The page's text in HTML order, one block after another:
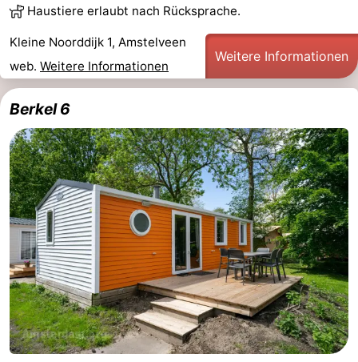
Haustiere erlaubt nach Rücksprache.
Kleine Noorddijk 1, Amstelveen
web. Weitere Informationen
Weitere Informationen
Berkel 6